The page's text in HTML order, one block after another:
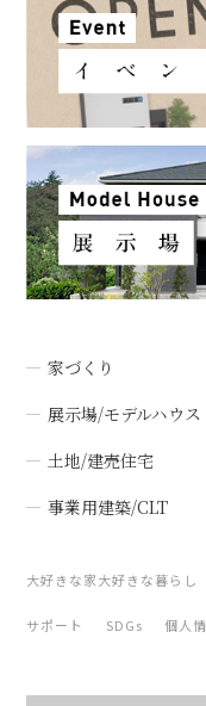
家づくり
展示場/モデルハウス
土地/建売住宅
事業用建築/CLT
大好きな家大好きな暮らし
サポート SDGs 個人